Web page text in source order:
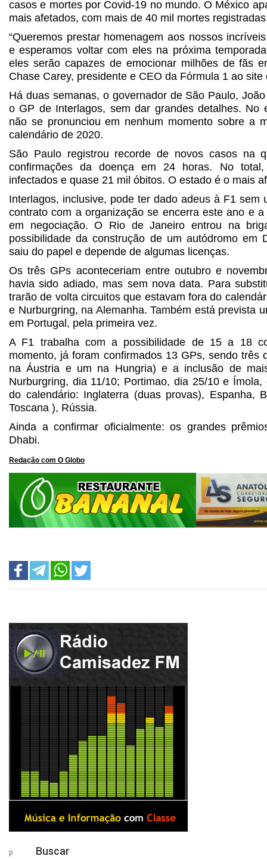
casos e mortes por Covid-19 no mundo. O México
mais afetados, com mais de 40 mil mortes
“Queremos prestar homenagem aos nossos
e esperamos voltar com eles na próxima
eles serão capazes de emocionar milhões de fãs
Chase Carey, presidente e CEO da Fórmula 1 ao site
Há duas semanas, o governador de São Paulo,
o GP de Interlagos, sem dar grandes detalhes. No
não se pronunciou em nenhum momento sobre a
calendário de 2020.
São Paulo registrou recorde de novos casos na
confirmações da doença em 24 horas. No
infectados e quase 21 mil óbitos. O estado é o mais
Interlagos, inclusive, pode ter dado adeus à F1 sem
contrato com a organização se encerra este ano e
em negociação. O Rio de Janeiro entrou na
possibilidade da construção de um autódromo em
saiu do papel e depende de algumas licenças.
Os três GPs aconteceriam entre outubro e
havia sido adiado, mas sem nova data. Para
trarão de volta circuitos que estavam fora do
e Nurburgring, na Alemanha. Também está prevista
em Portugal, pela primeira vez.
A F1 trabalha com a possibilidade de 15 a 18
momento, já foram confirmados 13 GPs, sendo três
na Áustria e um na Hungria) e a inclusão de
Nurburgring, dia 11/10; Portimao, dia 25/10 e
do calendário: Inglaterra (duas provas), Espanha,
Toscana ), Rússia.
Ainda a confirmar oficialmente: os grandes
Dhabi.
Redação com O Globo
p Buscar